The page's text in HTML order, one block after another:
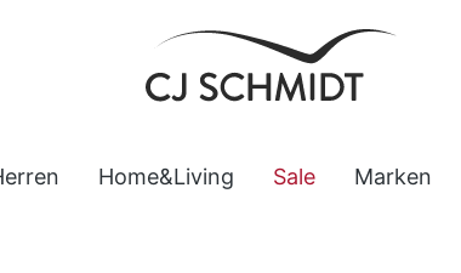
Home&Living Sale Marken